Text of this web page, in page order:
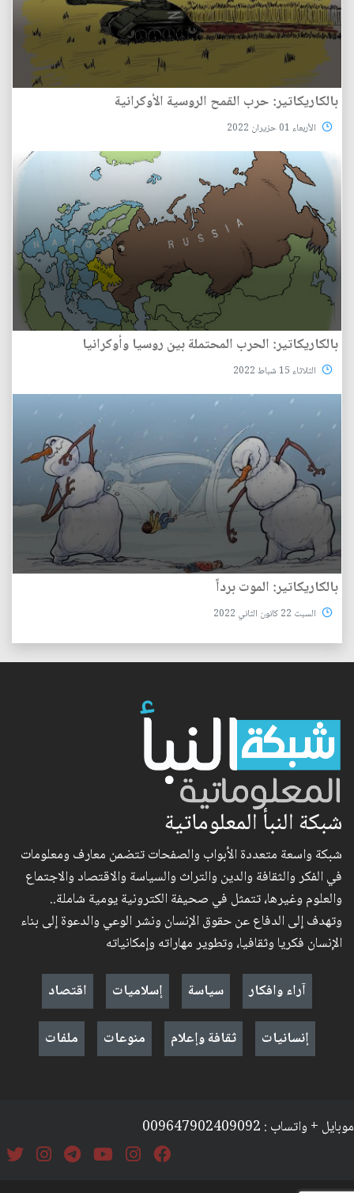
بالكاريكاتير: حرب القمح الروسية الأوكرانية
الأربعاء 01 حزيران 2022
بالكاريكاتير: الحرب المحتملة بين روسيا وأوكرانيا
الثلاثاء 15 شباط 2022
بالكاريكاتير: الموت برداً
السبت 22 كانون الثاني 2022
شبكة النبأ المعلوماتية
شبكة واسعة متعددة الأبواب والصفحات تتضمن معارف ومعلومات
في الفكر والثقافة والدين والتراث والسياسة والاقتصاد والاجتماع
والعلوم وغيرها، تتمثل في صحيفة الكترونية يومية شاملة..
وتهدف إلى الدفاع عن حقوق الإنسان ونشر الوعي والدعوة إلى بناء
الإنسان فكريا وثقافيا، وتطوير مهاراته وإمكانياته
آراء وافكار
سياسة إسلاميات
اقتصاد
إنسانيات
ثقافة وإعلام منوعات ملفات
موبايل + واتساب : 009647902409092